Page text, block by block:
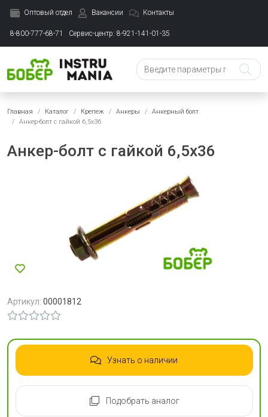
Оптовый отдел Вакансии Контакты
8-800-777-68-71 Сервис-центр: 8-921-141-01-35
Главная Каталог Крепеж Анкеры
Анкерный болт
Анкер-болт с гайкой 6,5х36
Анкер-болт с гайкой 6,5х36
Артикул: 00001812
Узнать о наличии
Подобрать аналог